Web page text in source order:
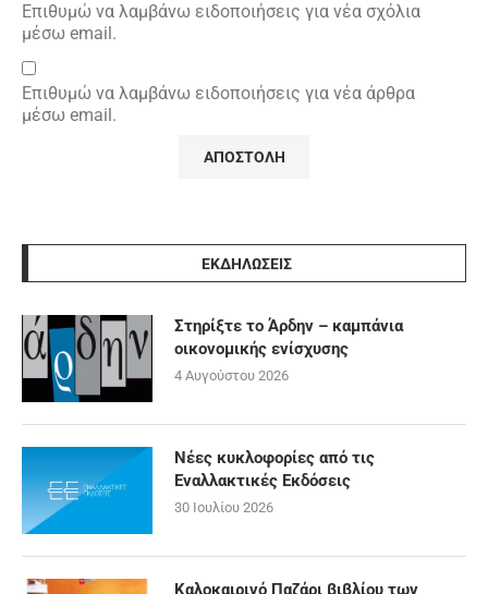
Επιθυμώ να λαμβάνω ειδοποιήσεις για νέα σχόλια
μέσω email.
Επιθυμώ να λαμβάνω ειδοποιήσεις για νέα άρθρα
μέσω email.
ΕΚΔΗΛΩΣΕΙΣ
Στηρίξτε το Άρδην – καμπάνια
οικονομικής ενίσχυσης
4 Αυγούστου 2026
Νέες κυκλοφορίες από τις
Εναλλακτικές Εκδόσεις
30 Ιουλίου 2026
Καλοκαιρινό Παζάρι βιβλίου των